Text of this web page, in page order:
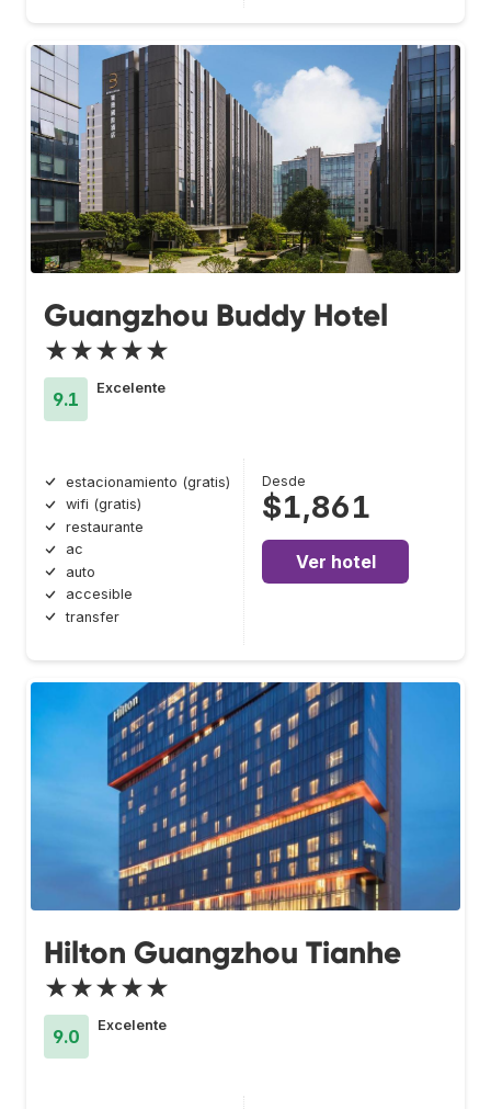
Guangzhou Buddy Hotel
★★★★★
9.1
Excelente
estacionamiento (gratis)
wifi (gratis)
restaurante
ac
auto
accesible
transfer
Desde
$1,861
Ver hotel
Hilton Guangzhou Tianhe
★★★★★
9.0
Excelente